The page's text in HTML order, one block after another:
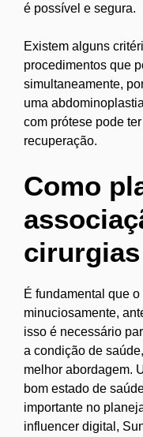
é possível e segura.
Existem alguns
procedimentos que
simultaneamente,
uma
com prótese pode
recuperação.
Como
É fundamental que
minuciosamente,
isso é necessário
a condição de
melhor abordagem.
bom estado de
importante no
influencer digital,